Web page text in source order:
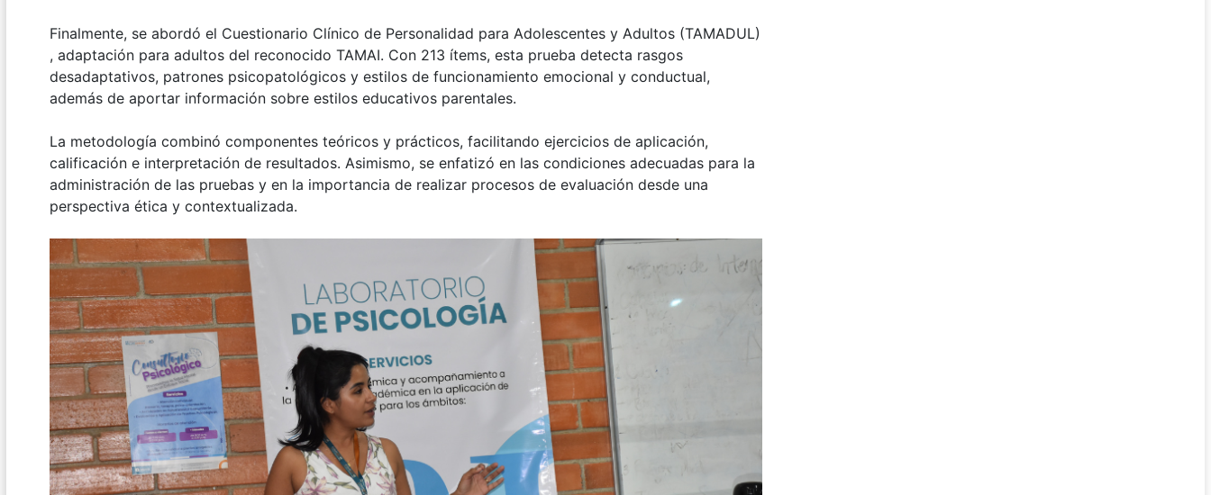
Finalmente, se abordó el Cuestionario Clínico de Personalidad para Adolescentes y Adultos (TAMADUL)
, adaptación para adultos del reconocido TAMAI. Con 213 ítems, esta prueba detecta rasgos
desadaptativos, patrones psicopatológicos y estilos de funcionamiento emocional y conductual,
además de aportar información sobre estilos educativos parentales.
La metodología combinó componentes teóricos y prácticos, facilitando ejercicios de aplicación,
calificación e interpretación de resultados. Asimismo, se enfatizó en las condiciones adecuadas para la
administración de las pruebas y en la importancia de realizar procesos de evaluación desde una
perspectiva ética y contextualizada.